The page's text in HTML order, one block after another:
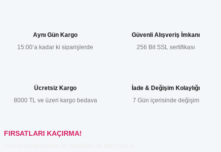
Ürün resmi kalitesiz, bozuk veya görüntülenemiyor.
Ürün fiyatı diğer sitelerden daha pahalı.
Aynı Gün Kargo
15:00’a kadar ki siparişlerde
Güvenli Alışveriş İmkanı
256 Bit SSL sertifikası
Ücretsiz Kargo
8000 TL ve üzeri kargo bedava
İade & Değişim Kolaylığı
7 Gün içerisinde değişim
FIRSATLARI KAÇIRMA!